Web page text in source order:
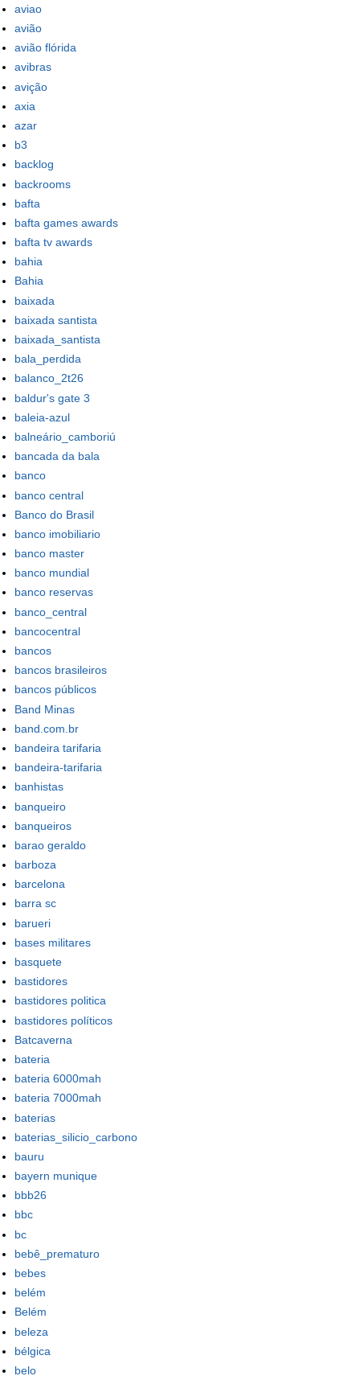
aviao
avião
avião flórida
avibras
avição
axia
azar
b3
backlog
backrooms
bafta
bafta games awards
bafta tv awards
bahia
Bahia
baixada
baixada santista
baixada_santista
bala_perdida
balanco_2t26
baldur's gate 3
baleia-azul
balneário_camboriú
bancada da bala
banco
banco central
Banco do Brasil
banco imobiliario
banco master
banco mundial
banco reservas
banco_central
bancocentral
bancos
bancos brasileiros
bancos públicos
Band Minas
band.com.br
bandeira tarifaria
bandeira-tarifaria
banhistas
banqueiro
banqueiros
barao geraldo
barboza
barcelona
barra sc
barueri
bases militares
basquete
bastidores
bastidores politica
bastidores políticos
Batcaverna
bateria
bateria 6000mah
bateria 7000mah
baterias
baterias_silicio_carbono
bauru
bayern munique
bbb26
bbc
bc
bebê_prematuro
bebes
belém
Belém
beleza
bélgica
belo